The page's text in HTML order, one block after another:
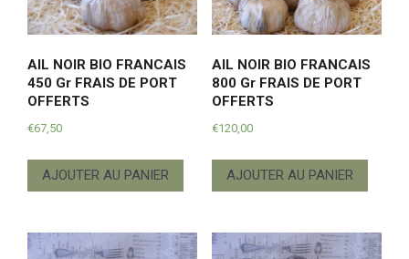
AIL NOIR BIO FRANCAIS
450 Gr FRAIS DE PORT
OFFERTS
€67,50
AJOUTER AU PANIER
AIL NOIR BIO FRANCAIS
800 Gr FRAIS DE PORT
OFFERTS
€120,00
AJOUTER AU PANIER